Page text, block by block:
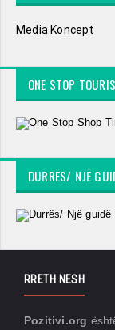
Media Koncept
ONE STOP
DURRËS/ NJË
RRETH NESH
Pozitivi.org